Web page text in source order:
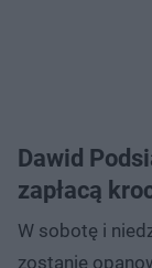
Dawid
zapłacą
W sobotę i
zostanie